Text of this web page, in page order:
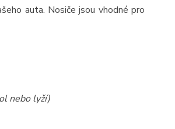
auta. Nosiče jsou vhodné pro
nebo lyží)